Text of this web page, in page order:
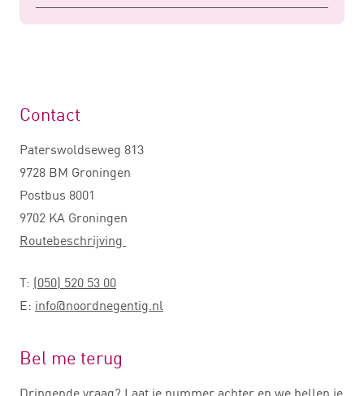
Contact
Paterswoldseweg 813
9728 BM Groningen
Postbus 8001
9702 KA Groningen
Routebeschrijving
T: (050) 520 53 00
E: info@noordnegentig.nl
Bel me terug